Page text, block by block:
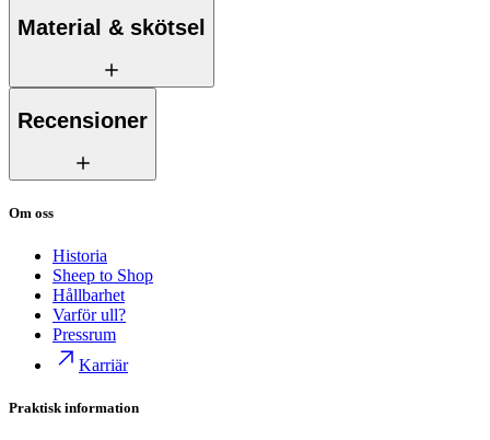
Material & skötsel
Recensioner
Om oss
Historia
Sheep to Shop
Hållbarhet
Varför ull?
Pressrum
Karriär
Praktisk information